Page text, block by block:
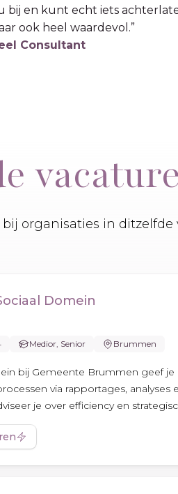
en kunt echt iets
ook heel waardevol.”
Consultant
organisaties in
Domein
Medior, Senior Brummen
bij Gemeente Brummen geef je
via rapportages, analyses
je over efficiency en